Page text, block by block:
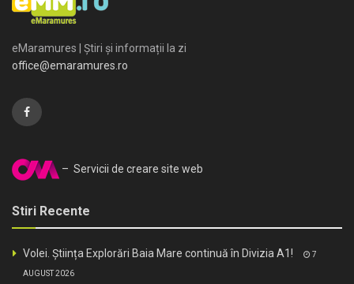
eMaramures | Știri și informații la zi
office@emaramures.ro
– Servicii de creare site web
Stiri Recente
Volei. Știința Explorări Baia Mare continuă în Divizia A1! 7
AUGUST 2026